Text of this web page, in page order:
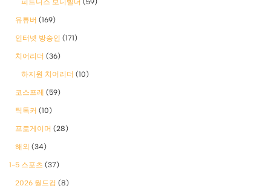
피트니스 보디빌더 (59)
유튜버 (169)
인터넷 방송인 (171)
치어리더 (36)
하지원 치어리더 (10)
코스프레 (59)
틱톡커 (10)
프로게이머 (28)
해외 (34)
1-5 스포츠 (37)
2026 월드컵 (8)